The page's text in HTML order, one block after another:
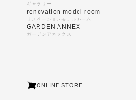
ギャラリー
renovation model room
リノベーションモデルルーム
GARDEN ANNEX
ガーデンアネックス
ONLINE STORE